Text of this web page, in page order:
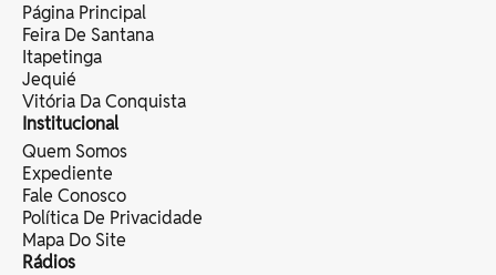
Página Principal
Feira De Santana
Itapetinga
Jequié
Vitória Da Conquista
Institucional
Quem Somos
Expediente
Fale Conosco
Política De Privacidade
Mapa Do Site
Rádios